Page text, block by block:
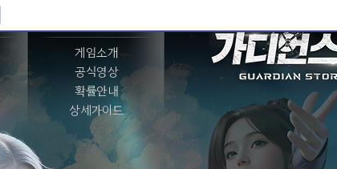
게임소개
공식영상
확률안내
상세가이드